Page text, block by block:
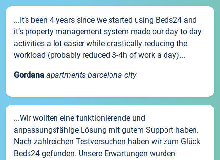
...It’s been 4 years since we started using Beds24 and
it’s property management system made our day to day
activities a lot easier while drastically reducing the
workload (probably reduced 3-4h of work a day)...
Gordana apartments barcelona city
...Wir wollten eine funktionierende und
anpassungsfähige Lösung mit gutem Support haben.
Nach zahlreichen Testversuchen haben wir zum Glück
Beds24 gefunden. Unsere Erwartungen wurden